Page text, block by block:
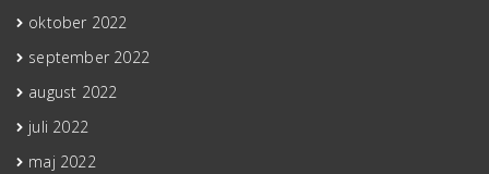
oktober 2022
september 2022
august 2022
juli 2022
maj 2022